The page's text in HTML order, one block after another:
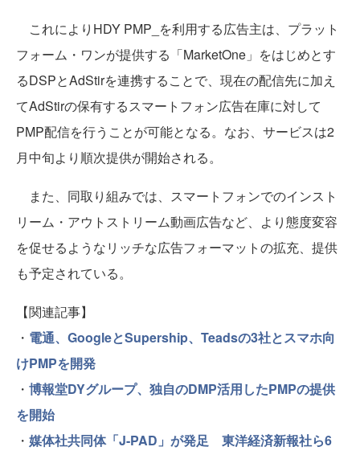
これによりHDY PMP_を利用する広告主は、プラット
フォーム・ワンが提供する「MarketOne」をはじめとす
るDSPとAdStirを連携することで、現在の配信先に加え
てAdStirの保有するスマートフォン広告在庫に対して
PMP配信を行うことが可能となる。なお、サービスは2
月中旬より順次提供が開始される。
また、同取り組みでは、スマートフォンでのインスト
リーム・アウトストリーム動画広告など、より態度変容
を促せるようなリッチな広告フォーマットの拡充、提供
も予定されている。
【関連記事】
・ 電通、GoogleとSupership、Teadsの3社とスマホ向
けPMPを開発
・ 博報堂DYグループ、独自のDMP活用したPMPの提供
を開始
・ 媒体社共同体「J-PAD」が発足 東洋経済新報社ら6